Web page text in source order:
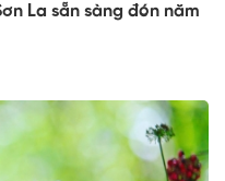
La sẵn sàng đón năm